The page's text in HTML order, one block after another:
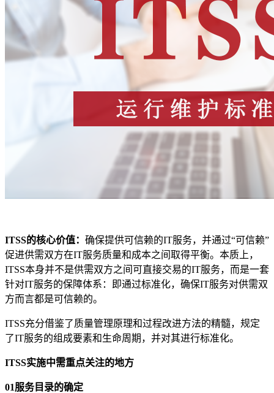
ITSS的核心价值： 确保提供可信赖的IT服务，并通过“可信赖”
促进供需双方在IT服务质量和成本之间取得平衡。本质上，
ITSS本身并不是供需双方之间可直接交易的IT服务，而是一套
针对IT服务的保障体系：即通过标准化，确保IT服务对供需双
方而言都是可信赖的。
ITSS充分借鉴了质量管理原理和过程改进方法的精髓，规定
了IT服务的组成要素和生命周期，并对其进行标准化。
ITSS实施中需重点关注的地方
01服务目录的确定